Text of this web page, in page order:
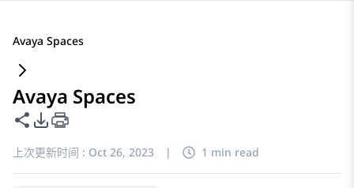
Avaya Spaces
Avaya Spaces
共享此页面
PDF 导出选项
上次更新时间 : Oct 26, 2023 | 1 min read